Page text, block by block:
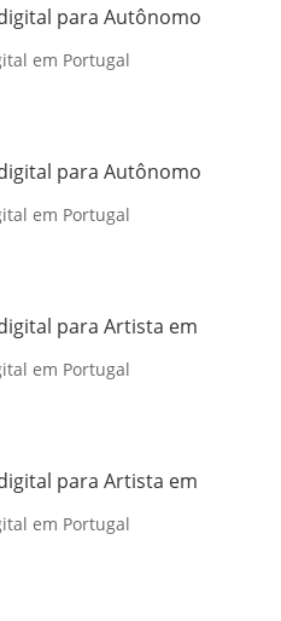
para Autônomo
em Portugal
para Autônomo
em Portugal
para Artista em
em Portugal
para Artista em
em Portugal